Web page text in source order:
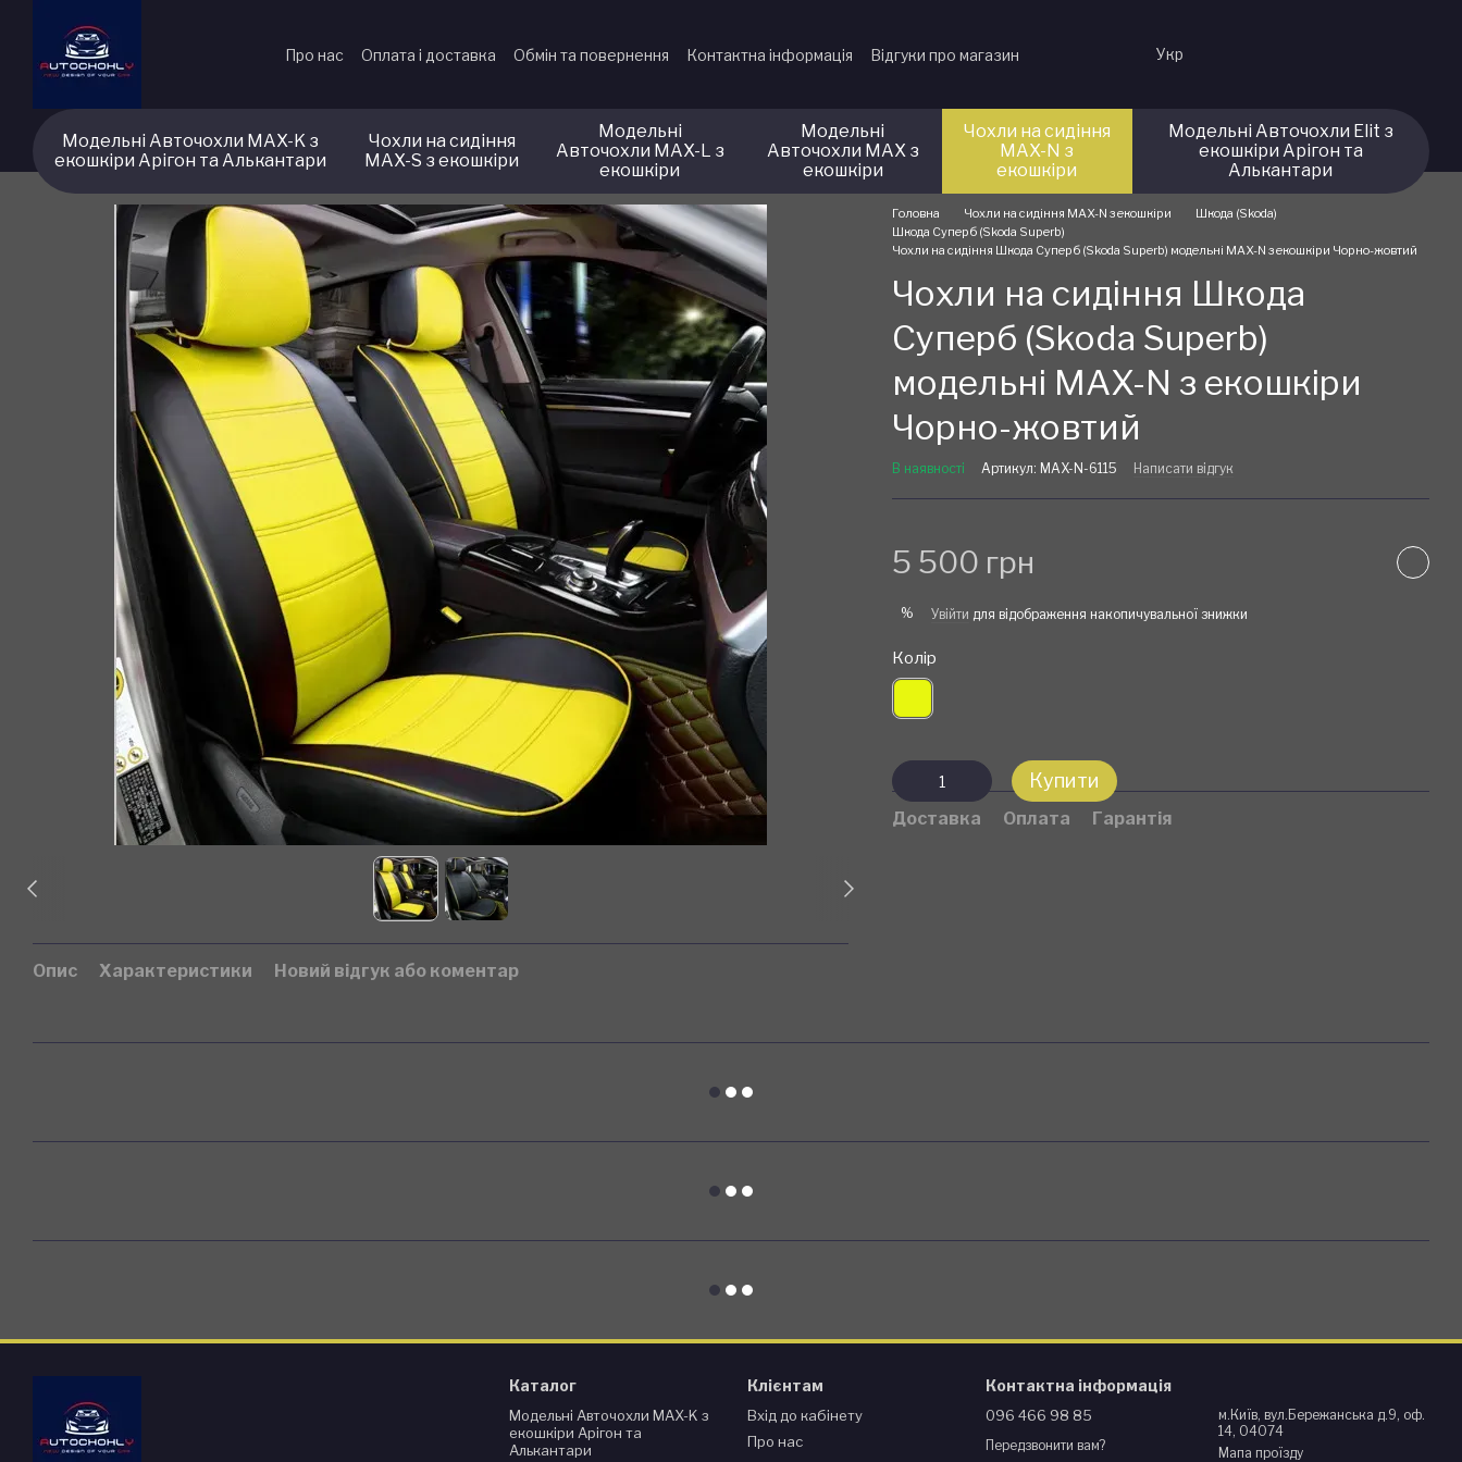
Про нас Оплата і доставка Обмін та повернення Контактна інформація Відгуки про магазин Укр
Модельні Авточохли MAX-K з
екошкіри Арігон та Алькантари
Чохли на сидіння
MAX-S з екошкіри
Модельні
Авточохли MAX-L з
екошкіри
Модельні
Авточохли MAX з
екошкіри
Чохли на сидіння
MAX-N з
екошкіри
Модельні Авточохли Elit з
екошкіри Арігон та
Алькантари
Опис Характеристики Новий відгук або коментар
Головна Чохли на сидіння MAX-N з екошкіри
Шкода (Skoda)
Шкода Суперб (Skoda Superb)
Чохли на сидіння Шкода Суперб (Skoda Superb) модельні MAX-N з екошкіри Чорно-жовтий
Чохли на сидіння Шкода
Суперб (Skoda Superb)
модельні MAX-N з екошкіри
Чорно-жовтий
В наявності Артикул: MAX-N-6115 Написати відгук
5 500 грн
% Увійти для відображення накопичувальної знижки
Колір
Купити
Доставка Оплата Гарантія
Каталог
Модельні Авточохли MAX-K з
екошкіри Арігон та
Алькантари
Клієнтам
Вхід до кабінету
Про нас
Контактна інформація
096 466 98 85
Передзвонити вам?
м.Київ, вул.Бережанська д.9, оф.
14, 04074
Мапа проїзду